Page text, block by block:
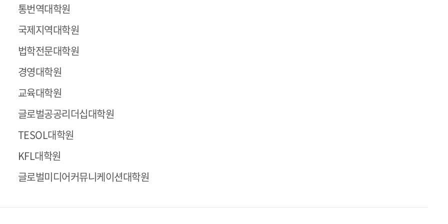
통번역대학원
국제지역대학원
법학전문대학원
경영대학원
교육대학원
글로벌공공리더십대학원
TESOL대학원
KFL대학원
글로벌미디어커뮤니케이션대학원